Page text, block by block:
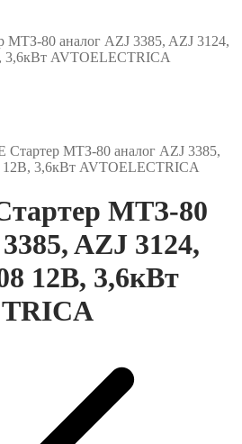
МТЗ-80 аналог AZJ 3385, AZJ 3124,
3,6кВт AVTOELECTRICA
Стартер МТЗ-80 аналог AZJ 3385,
3,6кВт AVTOELECTRICA
МТЗ-80
AZJ 3124,
12В, 3,6кВт